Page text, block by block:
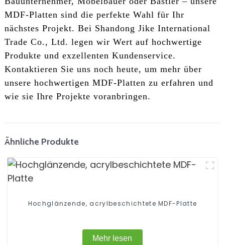
MDF-Platten sind die perfekte Wahl für Ihr
nächstes Projekt. Bei Shandong Jike International
Trade Co., Ltd. legen wir Wert auf hochwertige
Produkte und exzellenten Kundenservice.
Kontaktieren Sie uns noch heute, um mehr über
unsere hochwertigen MDF-Platten zu erfahren und
wie sie Ihre Projekte voranbringen.
Ähnliche Produkte
Hochglänzende, acrylbeschichtete MDF-Platte
Mehr lesen